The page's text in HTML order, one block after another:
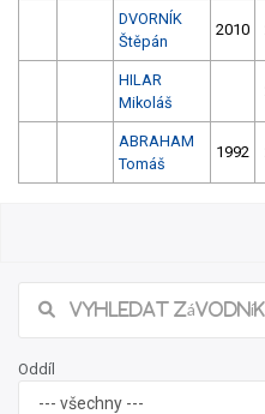
DVORNÍK
Štěpán
2010
HILAR
Mikoláš
ABRAHAM
Tomáš
1992
Oddíl